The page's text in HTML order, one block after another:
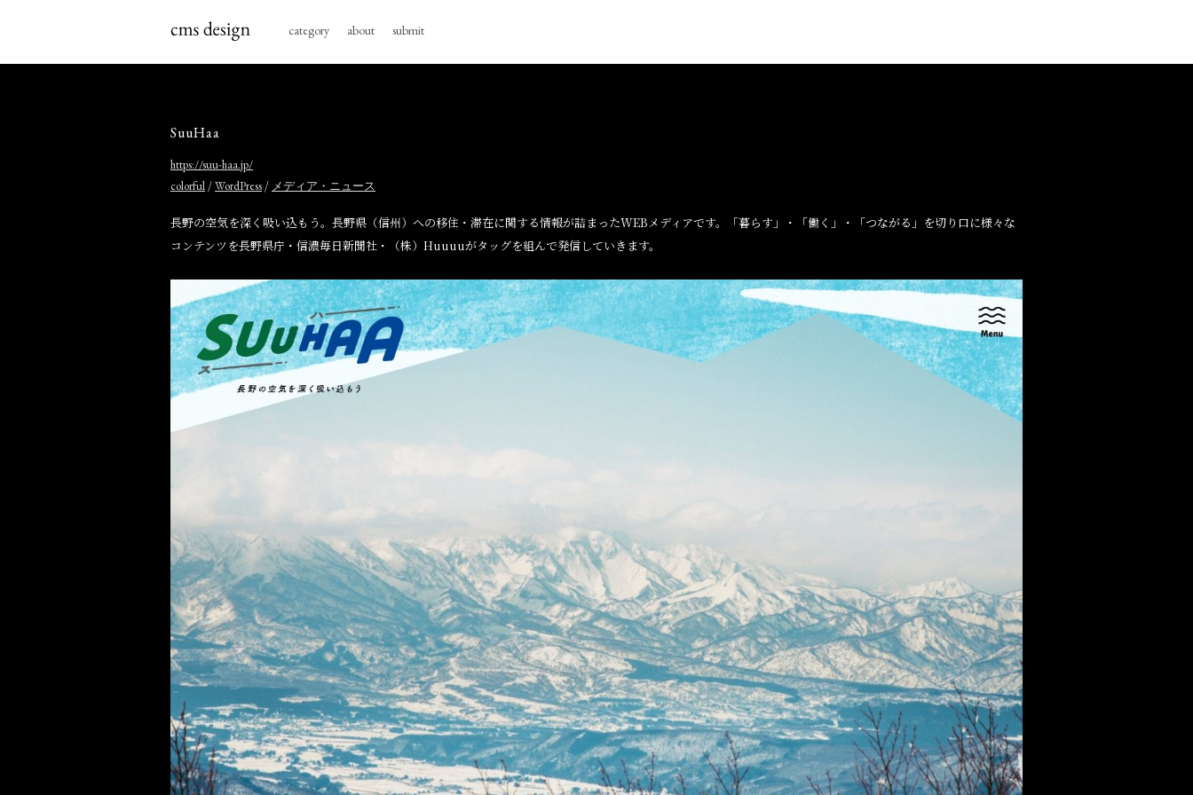
category about submit
SuuHaa
https://suu-haa.jp/
colorful /WordPress / メディア・ニュース
長野の空気を深く吸い込もう。長野県（信州）への移住・滞在に関する情報が詰まったWEBメディアです。「暮らす」・「働く」・「つながる」を切り口に様々な
コンテンツを長野県庁・信濃毎日新聞社・（株）Huuuuがタッグを組んで発信していきます。